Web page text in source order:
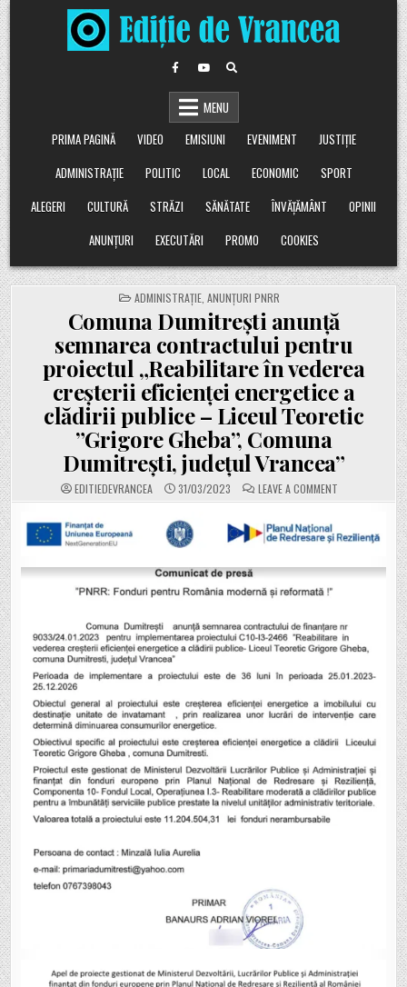
Skip
to
content
MENU
PRIMA PAGINĂ
VIDEO EMISIUNI EVENIMENT
JUSTIȚIE
ADMINISTRAȚIE
POLITIC LOCAL ECONOMIC
SPORT
ALEGERI
CULTURĂ STRĂZI SĂNĂTATE ÎNVĂȚĂMÂNT
OPINII
ANUNȚURI
EXECUTĂRI PROMO COOKIES
POSTED
IN
ADMINISTRAȚIE, ANUNȚURI PNRR
Comuna Dumitrești anunță
semnarea contractului pentru
proiectul „Reabilitare în vederea
creșterii eficienței energetice a
clădirii publice – Liceul Teoretic
”Grigore Gheba”, Comuna
Dumitrești, județul Vrancea”
EDITIEDEVRANCEA 31/03/2023 LEAVE A COMMENTON
COMUNA
SEMNAREA
CONTRACTULUI
PROIECTUL
„REABILITARE
ENERGETICE
A
CLĂDIRII
–
LICEUL
”GRIGORE
GHEBA”,
DUMITREȘTI,
JUDEȚUL